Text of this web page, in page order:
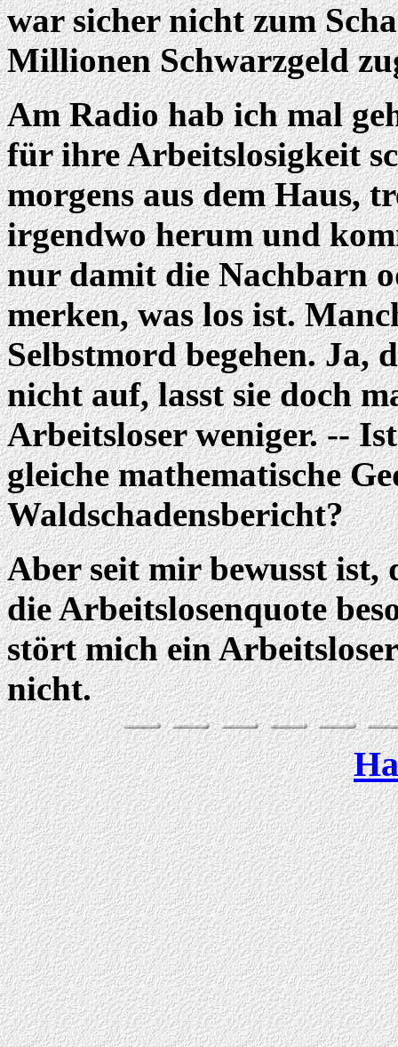
war sicher nicht zum
Millionen Schwarzgeld
Am Radio hab ich mal
für ihre Arbeitslosigkeit
morgens aus dem Haus,
irgendwo herum und
nur damit die Nachbarn
merken, was los ist.
Selbstmord begehen. Ja,
nicht auf, lasst sie doch
Arbeitsloser weniger. --
gleiche mathematische
Waldschadensbericht?
Aber seit mir bewusst ist,
die Arbeitslosenquote
stört mich ein
nicht.